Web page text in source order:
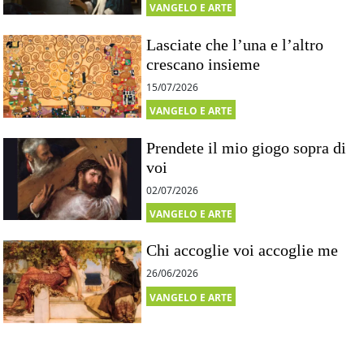
VANGELO E ARTE
Lasciate che l’una e l’altro
crescano insieme
15/07/2026
VANGELO E ARTE
Prendete il mio giogo sopra di
voi
02/07/2026
VANGELO E ARTE
Chi accoglie voi accoglie me
26/06/2026
VANGELO E ARTE